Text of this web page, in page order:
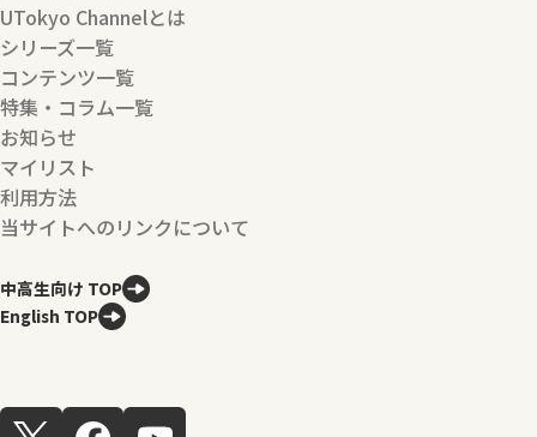
UTokyo Channelとは
シリーズ一覧
コンテンツ一覧
特集・コラム一覧
お知らせ
マイリスト
利用方法
当サイトへのリンクについて
中高生向け TOP
English TOP